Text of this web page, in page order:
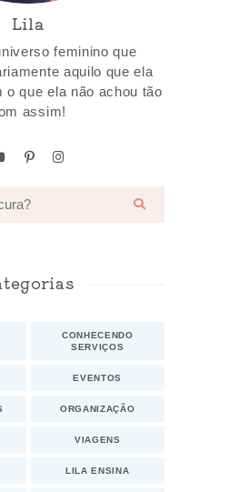
Lila
feminino que
aquilo que ela
o que ela não achou tão
assim!
CONHECENDO
SERVIÇOS
EVENTOS
ORGANIZAÇÃO
VIAGENS
LILA ENSINA